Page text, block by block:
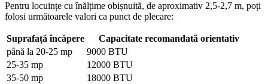
Pentru locuințe cu înălțime obișnuită, de aproximativ 2,5-2,7 m, poți
folosi următoarele valori ca punct de plecare:
Suprafață încăpere
Capacitate recomandată orientativ
până la 20-25 mp
9000 BTU
25-35 mp
12000 BTU
35-50 mp
18000 BTU